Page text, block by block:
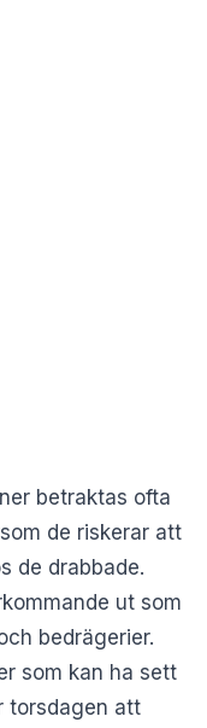
betraktas ofta
de riskerar att
de drabbade.
ut som
bedrägerier.
som kan ha sett
torsdagen att